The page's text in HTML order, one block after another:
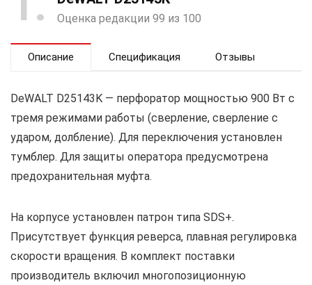
Оценка редакции 99 из 100
Описание Спецификация Отзывы
DeWALT D25143K — перфоратор мощностью 900 Вт с
тремя режимами работы (сверление, сверление с
ударом, долбление). Для переключения установлен
тумблер. Для защиты оператора предусмотрена
предохранительная муфта.
На корпусе установлен патрон типа SDS+.
Присутствует функция реверса, плавная регулировка
скорости вращения. В комплект поставки
производитель включил многопозиционную